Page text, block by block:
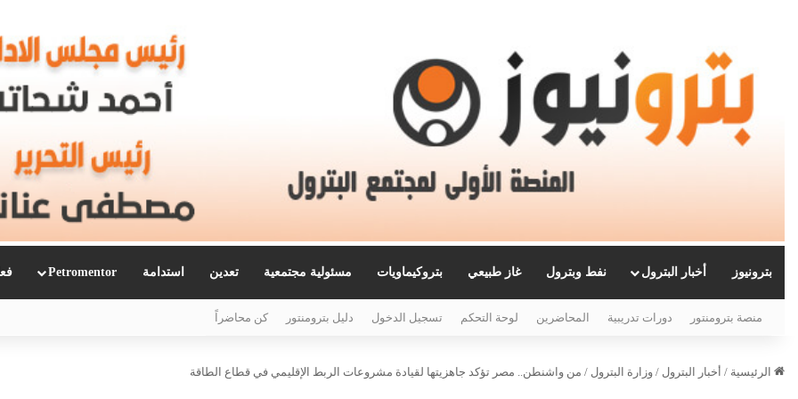
بترونيوز أخبار البترول نفط وبترول غاز طبيعي بتروكيماويات مسئولية مجتمعية تعدين استدامة Petromentor
منصة بترومنتور دورات تدريبية المحاضرين لوحة التحكم تسجيل الدخول دليل بترومنتور كن محاضراً
الرئيسية / أخبار البترول / وزارة البترول / من واشنطن.. مصر تؤكد جاهزيتها لقيادة مشروعات الربط الإقليمي في قطاع الطاقة